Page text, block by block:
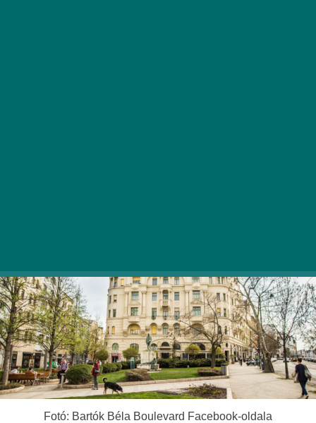
Fotó: Bartók Béla Boulevard Facebook-oldala